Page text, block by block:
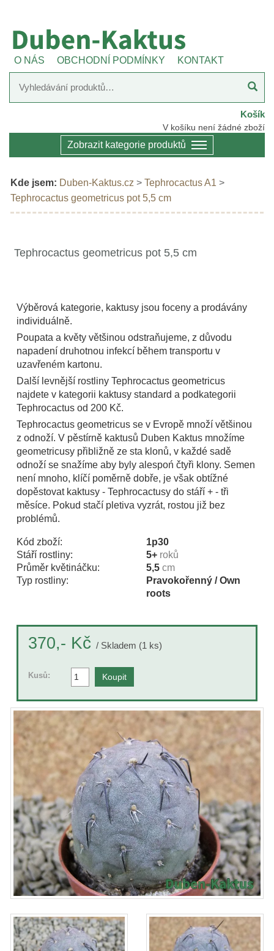
O NÁS OBCHODNÍ PODMÍNKY KONTAKT
Košík
V košíku není žádné zboží
Zobrazit kategorie produktů
Kde jsem: Duben-Kaktus.cz > Tephrocactus A1 >
Tephrocactus geometricus pot 5,5 cm
Tephrocactus geometricus pot 5,5 cm
Výběrová kategorie, kaktusy jsou foceny a prodávány
individuálně.
Poupata a květy většinou odstraňujeme, z důvodu
napadení druhotnou infekcí během transportu v
uzavřeném kartonu.
Další levnější rostliny Tephrocactus geometricus
najdete v kategorii kaktusy standard a podkategorii
Tephrocactus od 200 Kč.
Tephrocactus geometricus se v Evropě množí většinou
z odnoží. V pěstírně kaktusů Duben Kaktus množíme
geometricusy přibližně ze sta klonů, v každé sadě
odnoží se snažíme aby byly alespoń čtyři klony. Semen
není mnoho, klíčí poměrně dobře, je však obtížné
dopěstovat kaktusy - Tephrocactusy do stáří + - tři
měsíce. Pokud stačí pletiva vyzrát, rostou již bez
problémů.
Kód zboží:
1p30
Stáří rostliny:
5+ roků
Průměr květináčku:
5,5 cm
Typ rostliny:
Pravokořenný / Own
roots
370,- Kč / Skladem (1 ks)
Kusů: